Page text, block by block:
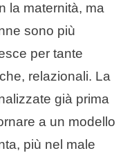
la maternità, ma
sono più
per tante
relazionali. La
già prima
a un modello
più nel male